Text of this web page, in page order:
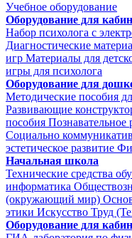
Учебное оборудование
Оборудование для
Набор психолога с
Диагностические
игр Материалы для
игры для психолога
Оборудование для
Методические пособия
Развивающие
пособия Познавательное
Социально
эстетическое развитие
Начальная школа
Технические средства
информатика
(окружающий мир)
этики Искусство Труд
Оборудование для